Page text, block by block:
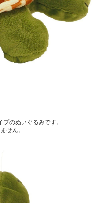
のぬいぐるみです。
せん。